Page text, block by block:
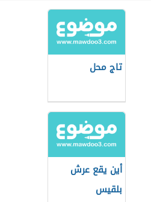
تاج محل
أين يقع عرش
بلقيس